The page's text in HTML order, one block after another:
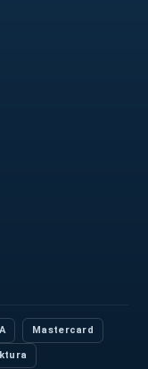
Mastercard